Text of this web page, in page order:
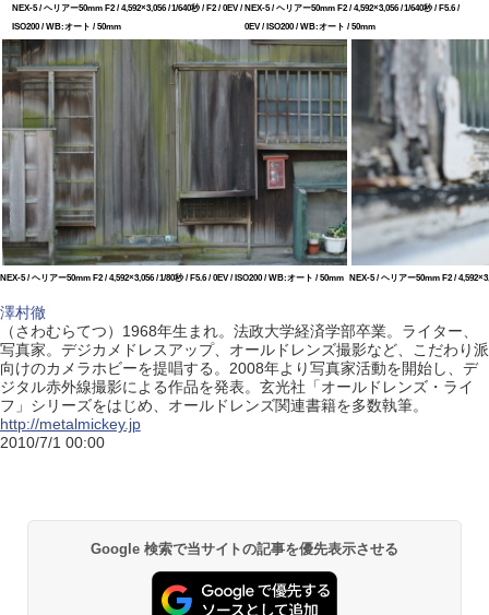
NEX-5 / ヘリアー50mm F2 / 4,592×3,056 / 1/640秒 / F2 / 0EV /
ISO200 / WB:オート / 50mm
NEX-5 / ヘリアー50mm F2 / 4,592×3,056 / 1/640秒 / F5.6 /
0EV / ISO200 / WB:オート / 50mm
NEX-5 / ヘリアー50mm F2 / 4,592×3,056 / 1/80秒 / F5.6 / 0EV / ISO200 / WB:オート / 50mm NEX-5 / ヘリアー50mm F2 /
澤村徹
（さわむらてつ）1968年生まれ。法政大学経済学部卒業。ライター、
写真家。デジカメドレスアップ、オールドレンズ撮影など、こだわり派
向けのカメラホビーを提唱する。2008年より写真家活動を開始し、デ
ジタル赤外線撮影による作品を発表。玄光社「オールドレンズ・ライ
フ」シリーズをはじめ、オールドレンズ関連書籍を多数執筆。
http://metalmickey.jp
2010/7/1 00:00
Google 検索で当サイトの記事を優先表示させる